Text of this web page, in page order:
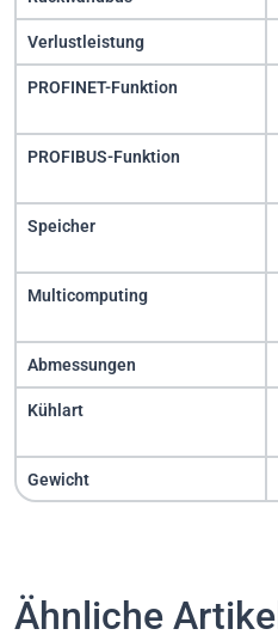
Verlustleistung
PROFINET-Funktion
PROFIBUS-Funktion
Speicher
Multicomputing
Abmessungen
Kühlart
Gewicht
Ähnliche Artikel